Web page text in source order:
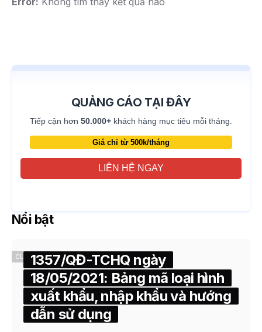
QUẢNG CÁO TẠI ĐÂY
Tiếp cận hơn 50.000+ khách hàng mục tiêu mỗi tháng.
Giá chỉ từ 500k/tháng
LIÊN HỆ NGAY
Nổi bật
CUSTOMS1357/QĐ-TCHQ ngày
18/05/2021: Bảng mã loại hình
xuất khẩu, nhập khẩu và hướng
dẫn sử dụng